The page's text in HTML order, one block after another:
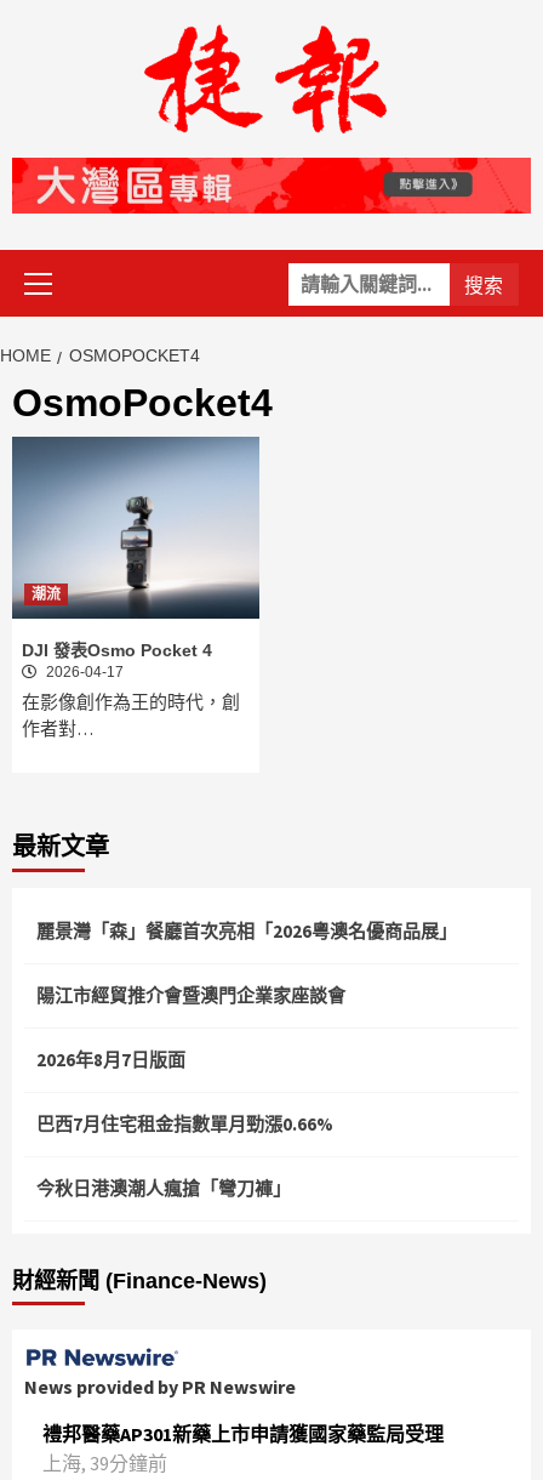
關
鍵
Primary
Menu
HOME OSMOPOCKET4
OsmoPocket4
潮流
DJI 發表Osmo Pocket 4
2026-04-17
在影像創作為王的時代，創
作者對…
最新文章
麗景灣「森」餐廳首次亮相「2026粵澳名優商品展」
陽江市經貿推介會暨澳門企業家座談會
2026年8月7日版面
巴西7月住宅租金指數單月勁漲0.66%
今秋日港澳潮人瘋搶「彎刀褲」
財經新聞 (Finance-News)
News provided by PR Newswire
禮邦醫藥AP301新藥上市申請獲國家藥監局受理
上海, 39分鐘前